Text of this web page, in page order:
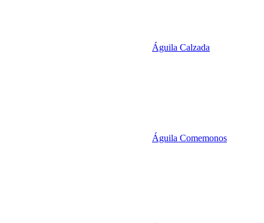
Águila Calzada
Águila Comemonos